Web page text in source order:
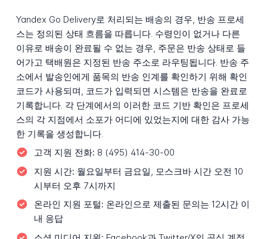
Yandex Go Delivery로 처리되는 배송의 경우, 반송 프로세
스는 정의된 상태 흐름을 따릅니다. 수령인이 없거나 다른
이유로 배송이 완료될 수 없는 경우, 주문은 반송 상태로 들
어가고 택배원은 지정된 반송 주소로 라우팅됩니다. 반송 주
소에서 발송인에게 품목의 반송 인계를 확인하기 위해 확인
코드가 사용되며, 코드가 입력되면 시스템은 반송을 완료로
기록합니다. 각 단계에서의 이러한 코드 기반 확인은 프로세
스의 각 지점에서 소포가 어디에 있었는지에 대한 감사 가능
한 기록을 생성합니다.
고객 지원 전화: 8 (495) 414-30-00
지원 시간: 월요일부터 금요일, 모스크바 시간 오전 10
시부터 오후 7시까지
온라인 지원 포털: 온라인으로 제출된 문의는 12시간 이
내 응답